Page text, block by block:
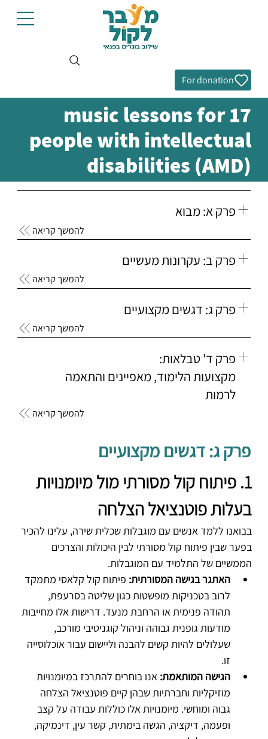
For donation
17 music lessons for
people with intellectual
disabilities (AMD)
פרק ג: דגשים מקצועיים
1. פיתוח קול מסורתי מול מיומנויות
בעלות פוטנציאל הצלחה
בבואנו ללמד אנשים עם מוגבלות שכלית שירה, עלינו להכיר
בפער שבין פיתוח קול מסורתי לבין היכולות והצרכים
הממשיים של התלמיד עם המוגבלות.
האתגר בגישה המסורתית: פיתוח קול קלאסי מתמקד
לרוב בטכניקות מופשטות כגון שליטה בסרעפת,
תהודה פנימית או הרחבת מנעד. דרישות אלו מחייבות
מודעות גופנית גבוהה וניהול קוגניטיבי מורכב,
שעלולים להיות קשים להבנה וליישום עבור אוכלוסייה
זו.
הגישה המותאמת: אנו בוחרים להתרכז במיומנויות
מוזיקליות וחברתיות שבהן קיים פוטנציאל הצלחה
גבוה ומוחשי. מיומנויות אלו כוללות עבודה על קצב
ופעמה, דיקציה, הגשה בימתית, קשר עין, דינמיקה,
פרק א: מבוא
להמשך קריאה
פרק ב: עקרונות מעשיים
להמשך קריאה
פרק ג: דגשים מקצועיים
להמשך קריאה
פרק ד' טבלאות:
מקצועות הלימוד, מאפיינים והתאמה
לרמות
להמשך קריאה